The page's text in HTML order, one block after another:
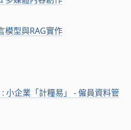
模型與RAG實作
小企業「計糧易」 - 僱員資料管